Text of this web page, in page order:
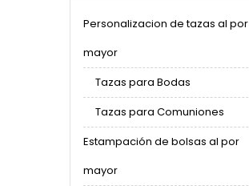
Personalizacion de tazas al por
mayor
Tazas para Bodas
Tazas para Comuniones
Estampación de bolsas al por
mayor